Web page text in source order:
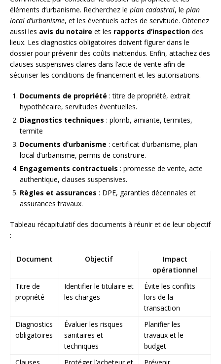
éléments d’urbanisme. Recherchez le plan cadastral, le plan
local d’urbanisme, et les éventuels actes de servitude. Obtenez
aussi les avis du notaire et les rapports d’inspection des
lieux. Les diagnostics obligatoires doivent figurer dans le
dossier pour prévenir des coûts inattendus. Enfin, attachez des
clauses suspensives claires dans l’acte de vente afin de
sécuriser les conditions de financement et les autorisations.
Documents de propriété : titre de propriété, extrait
hypothécaire, servitudes éventuelles.
Diagnostics techniques : plomb, amiante, termites,
termite
Documents d’urbanisme : certificat d’urbanisme, plan
local d’urbanisme, permis de construire.
Engagements contractuels : promesse de vente, acte
authentique, clauses suspensives.
Règles et assurances : DPE, garanties décennales et
assurances travaux.
Tableau récapitulatif des documents à réunir et de leur objectif
:
Document Objectif
Impact
opérationnel
Titre de
propriété
Identifier le titulaire et
les charges
Évite les conflits
lors de la
transaction
Diagnostics
obligatoires
Évaluer les risques
sanitaires et
techniques
Planifier les
travaux et le
budget